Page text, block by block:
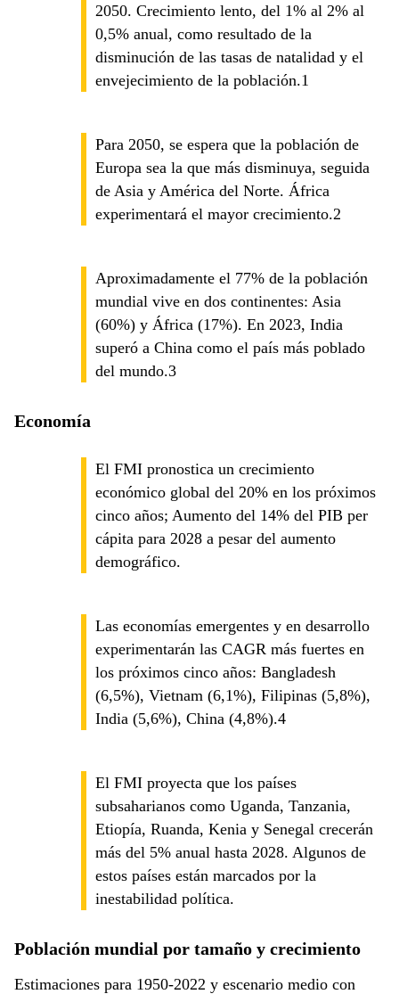
2050. Crecimiento lento, del 1% al 2% al
0,5% anual, como resultado de la
disminución de las tasas de natalidad y el
envejecimiento de la población.1
Para 2050, se espera que la población de
Europa sea la que más disminuya, seguida
de Asia y América del Norte. África
experimentará el mayor crecimiento.2
Aproximadamente el 77% de la población
mundial vive en dos continentes: Asia
(60%) y África (17%). En 2023, India
superó a China como el país más poblado
del mundo.3
Economía
El FMI pronostica un crecimiento
económico global del 20% en los próximos
cinco años; Aumento del 14% del PIB per
cápita para 2028 a pesar del aumento
demográfico.
Las economías emergentes y en desarrollo
experimentarán las CAGR más fuertes en
los próximos cinco años: Bangladesh
(6,5%), Vietnam (6,1%), Filipinas (5,8%),
India (5,6%), China (4,8%).4
El FMI proyecta que los países
subsaharianos como Uganda, Tanzania,
Etiopía, Ruanda, Kenia y Senegal crecerán
más del 5% anual hasta 2028. Algunos de
estos países están marcados por la
inestabilidad política.
Población mundial por tamaño y crecimiento
Estimaciones para 1950-2022 y escenario medio con